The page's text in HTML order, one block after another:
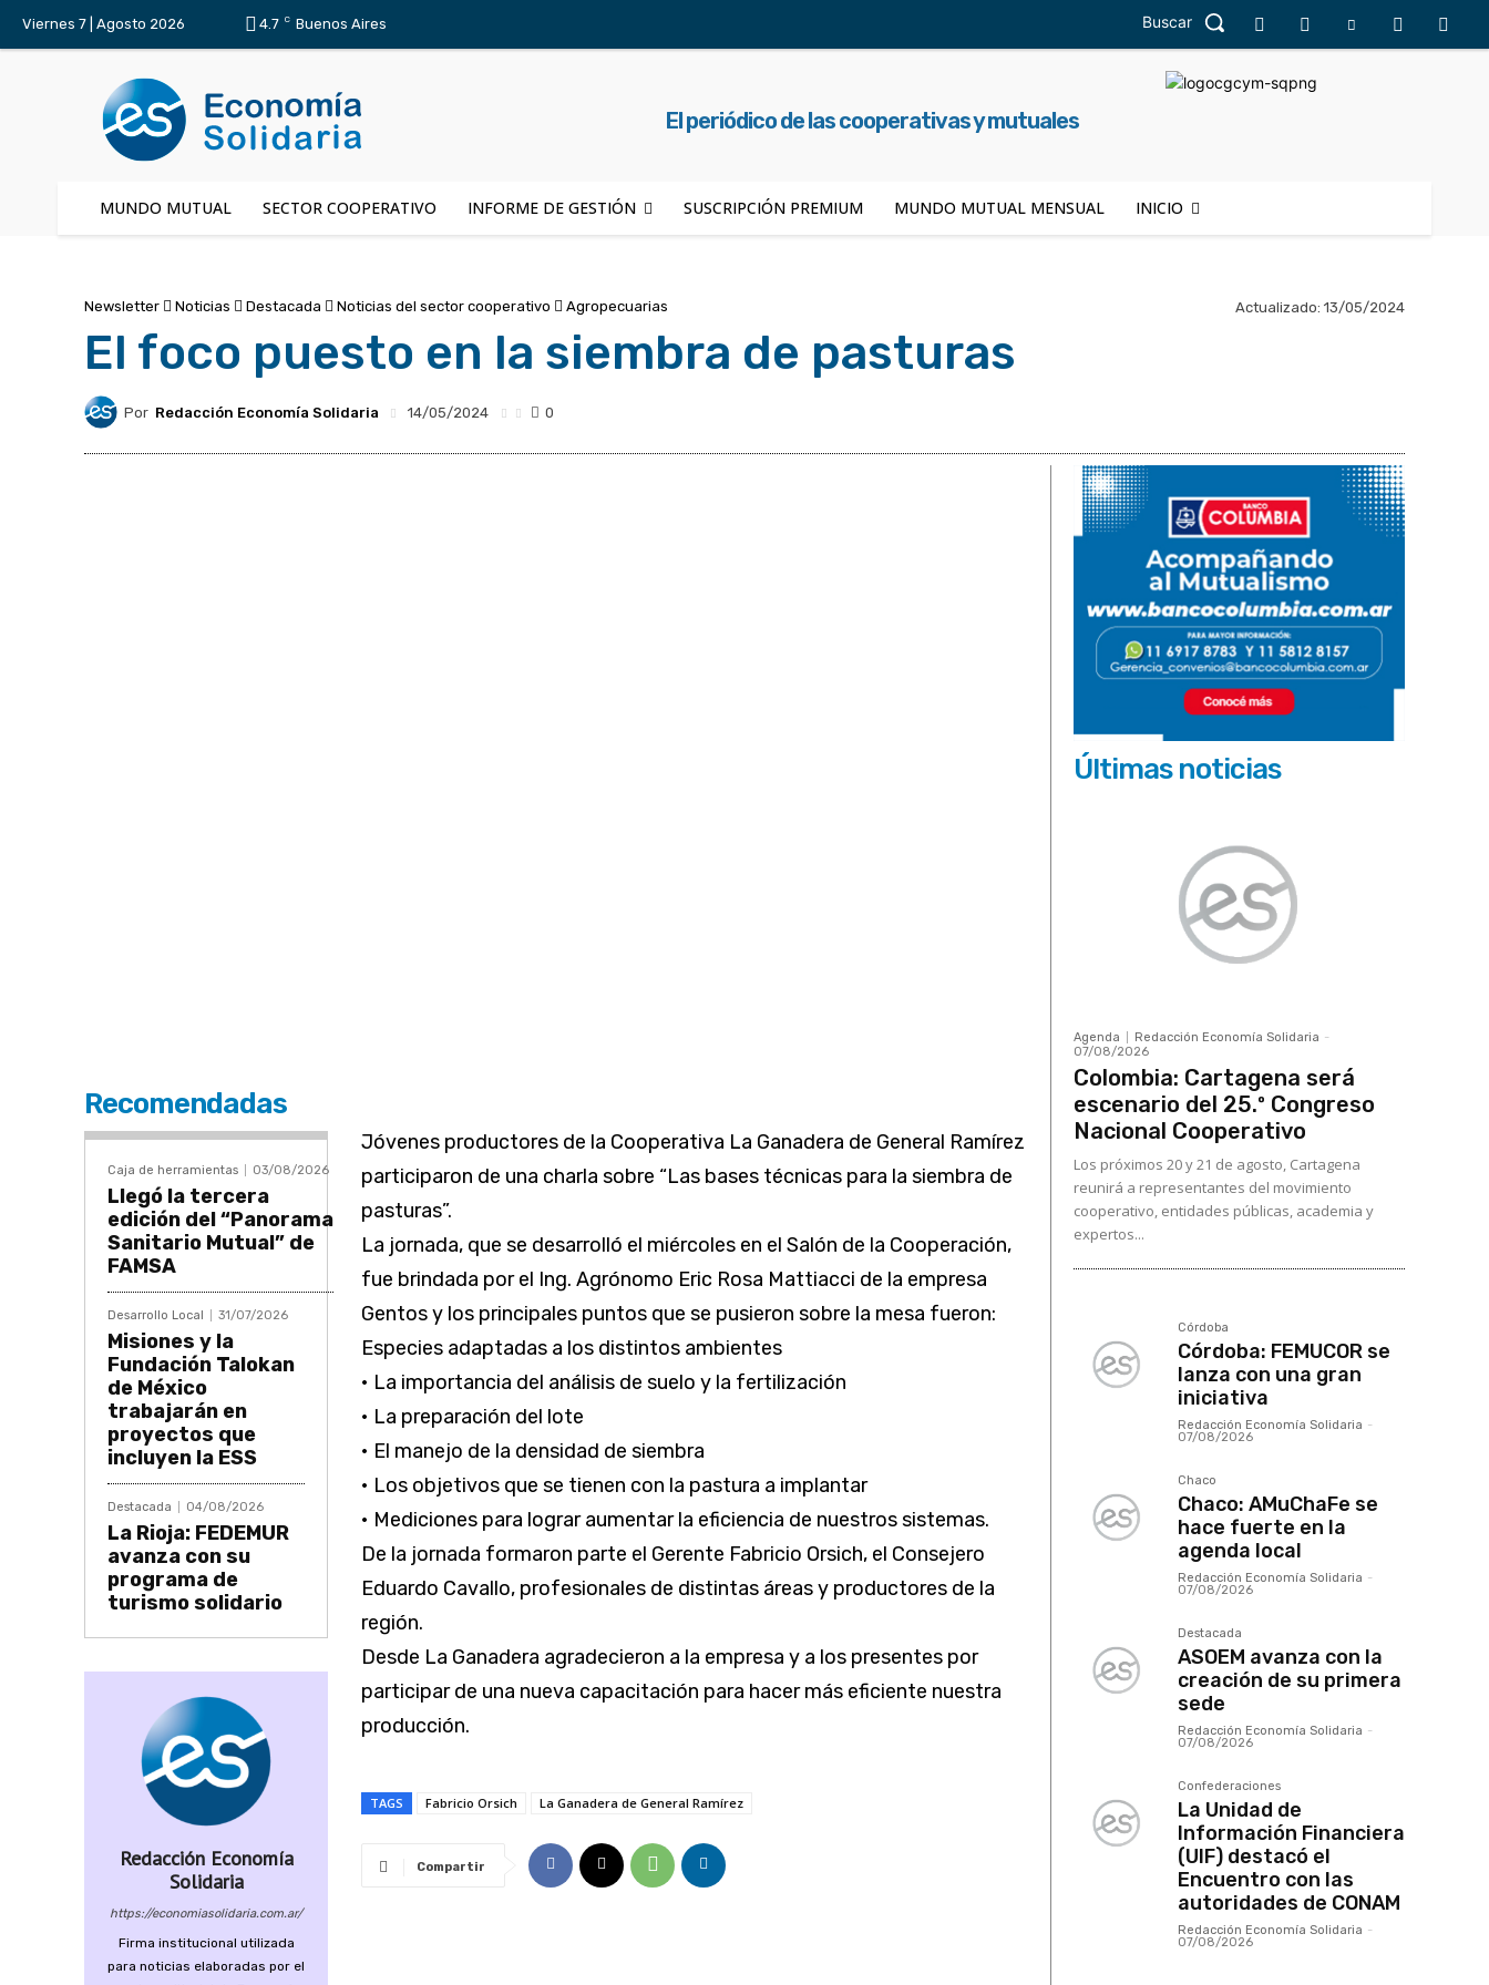
Viernes 7 | Agosto 2026 4.7 C Buenos Aires Buscar
El periódico de las cooperativas y mutuales
MUNDO MUTUAL SECTOR COOPERATIVO INFORME DE GESTIÓN SUSCRIPCIÓN PREMIUM MUNDO MUTUAL MENSUAL INICIO
Newsletter Noticias Destacada Noticias del sector cooperativo Agropecuarias Actualizado: 13/05/2024
El foco puesto en la siembra de pasturas
Por Redacción Economía Solidaria 14/05/2024 0
Recomendadas
Caja de herramientas 03/08/2026
Llegó la tercera
edición del “Panorama
Sanitario Mutual” de
FAMSA
Desarrollo Local 31/07/2026
Misiones y la
Fundación Talokan
de México
trabajarán en
proyectos que
incluyen la ESS
Destacada 04/08/2026
La Rioja: FEDEMUR
avanza con su
programa de
turismo solidario
Redacción Economía
Solidaria
https://economiasolidaria.com.ar/
Firma institucional utilizada
para noticias elaboradas por el
Jóvenes productores de la Cooperativa La Ganadera de General Ramírez
participaron de una charla sobre “Las bases técnicas para la siembra de
pasturas”.
La jornada, que se desarrolló el miércoles en el Salón de la Cooperación,
fue brindada por el Ing. Agrónomo Eric Rosa Mattiacci de la empresa
Gentos y los principales puntos que se pusieron sobre la mesa fueron:
Especies adaptadas a los distintos ambientes
• La importancia del análisis de suelo y la fertilización
• La preparación del lote
• El manejo de la densidad de siembra
• Los objetivos que se tienen con la pastura a implantar
• Mediciones para lograr aumentar la eficiencia de nuestros sistemas.
De la jornada formaron parte el Gerente Fabricio Orsich, el Consejero
Eduardo Cavallo, profesionales de distintas áreas y productores de la
región.
Desde La Ganadera agradecieron a la empresa y a los presentes por
participar de una nueva capacitación para hacer más eficiente nuestra
producción.
TAGS Fabricio Orsich La Ganadera de General Ramírez
Compartir
Últimas noticias
Agenda Redacción Economía Solidaria -
07/08/2026
Colombia: Cartagena será
escenario del 25.º Congreso
Nacional Cooperativo
Los próximos 20 y 21 de agosto, Cartagena
reunirá a representantes del movimiento
cooperativo, entidades públicas, academia y
expertos...
Córdoba: FEMUCOR se
lanza con una gran
iniciativa
Redacción Economía Solidaria
07/08/2026
Chaco: AMuChaFe se
hace fuerte en la
agenda local
Redacción Economía Solidaria
07/08/2026
Destacada
ASOEM avanza con la